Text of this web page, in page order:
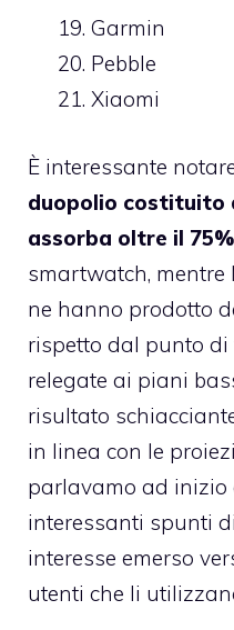
Garmin
Pebble
Xiaomi
È interessante
duopolio costituito
assorba oltre il
smartwatch, mentre
ne hanno prodotto
rispetto dal punto
relegate ai piani
risultato
in linea con le
parlavamo ad inizio
interessanti spunti
interesse emerso
utenti che li